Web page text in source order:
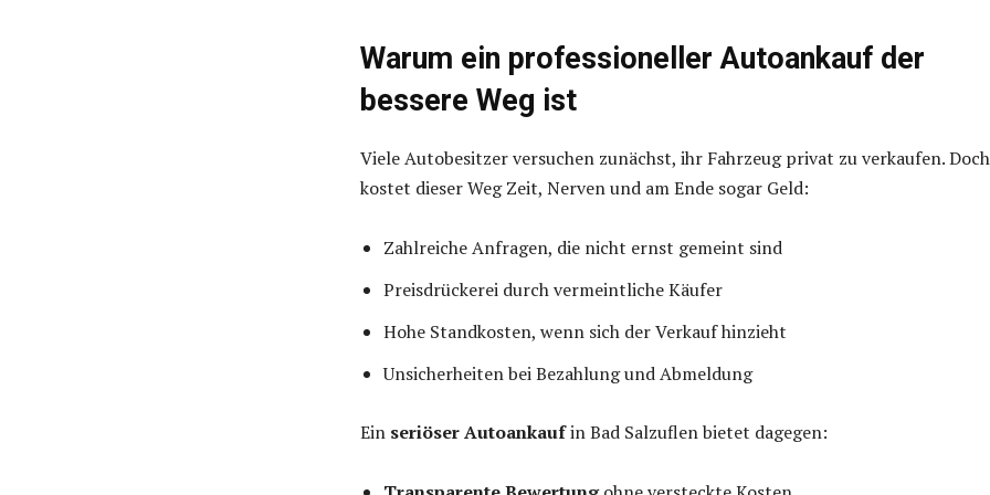
Warum ein professioneller Autoankauf der
bessere Weg ist
Viele Autobesitzer versuchen zunächst, ihr Fahrzeug privat zu verkaufen.
kostet dieser Weg Zeit, Nerven und am Ende sogar Geld:
Zahlreiche Anfragen, die nicht ernst gemeint sind
Preisdrückerei durch vermeintliche Käufer
Hohe Standkosten, wenn sich der Verkauf hinzieht
Unsicherheiten bei Bezahlung und Abmeldung
Ein seriöser Autoankaufin Bad Salzuflen bietet dagegen: